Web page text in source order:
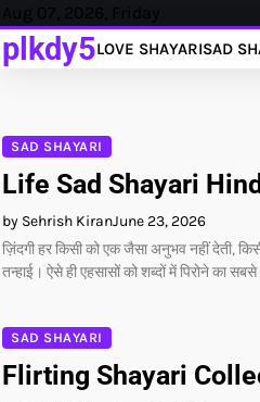
Skip
to
content
Aug 07, 2026, Friday
plkdy5LOVE SHAYARISAD
SAD SHAYARI
Life Sad Shayari
by Sehrish KiranJune 23, 2026
ज़िंदगी हर किसी को एक जैसा अनुभव नहीं देती,
तन्हाई। ऐसे ही एहसासों को शब्दों में पिरोने का
SAD SHAYARI
Flirting Shayari